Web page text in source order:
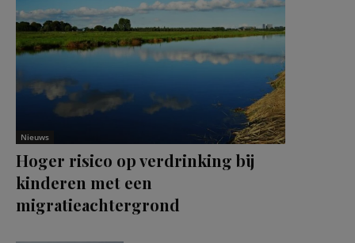
Nieuws
Hoger risico op verdrinking bij
kinderen met een
migratieachtergrond